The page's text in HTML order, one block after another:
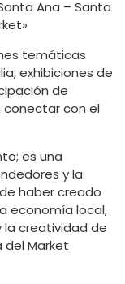
Ana – Santa
temáticas
exhibiciones de
de
conectar con el
es una
y la
haber creado
economía local,
creatividad de
Market